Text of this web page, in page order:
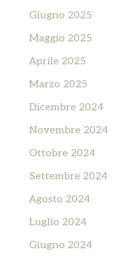
Giugno 2025
Maggio 2025
Aprile 2025
Marzo 2025
Dicembre 2024
Novembre 2024
Ottobre 2024
Settembre 2024
Agosto 2024
Luglio 2024
Giugno 2024